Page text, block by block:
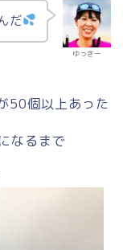
ゆっきー
だ
50個以上あった
なるまで